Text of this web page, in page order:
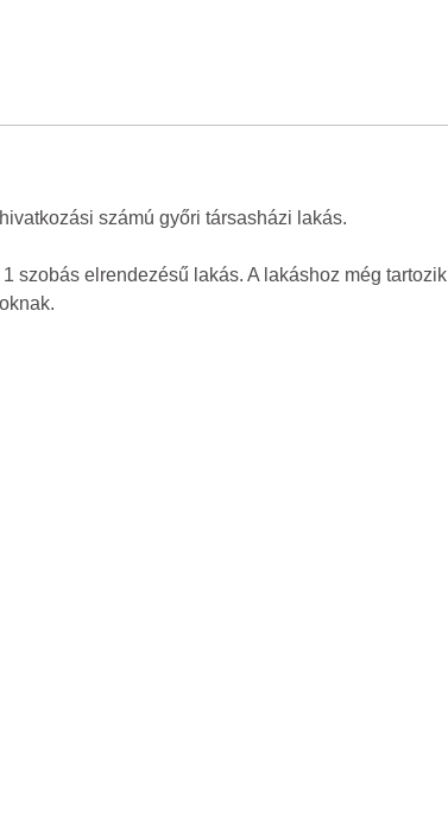
számú győri társasházi lakás.
szobás elrendezésű lakás. A lakáshoz még tartozik